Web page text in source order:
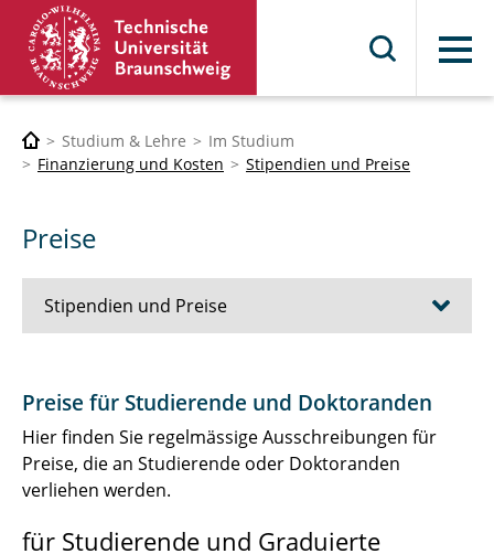
Menü
Studium & Lehre
Im Studium
Finanzierung und Kosten
Stipendien und Preise
Preise
Stipendien und Preise
Preise
Deutschlandstipendium
Preise für Studierende und Doktoranden
Hier finden Sie regelmässige Ausschreibungen für
Preise, die an Studierende oder Doktoranden
verliehen werden.
für Studierende und Graduierte